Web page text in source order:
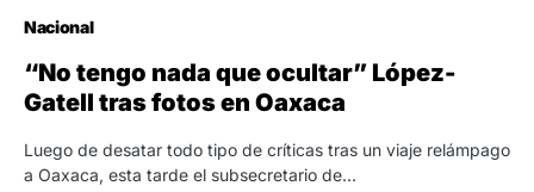
Nacional
“No tengo nada que ocultar” López-
Gatell tras fotos en Oaxaca
Luego de desatar todo tipo de críticas tras un viaje relámpago
a Oaxaca, esta tarde el subsecretario de…